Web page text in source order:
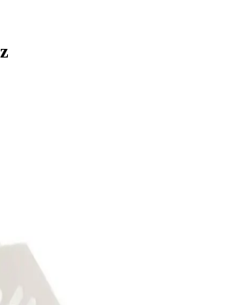
Çözüm
rengiyle ofis ve evde belge düzeni sağlayan
yüksek kapasitesi ve estetik tasarımıyla ideal